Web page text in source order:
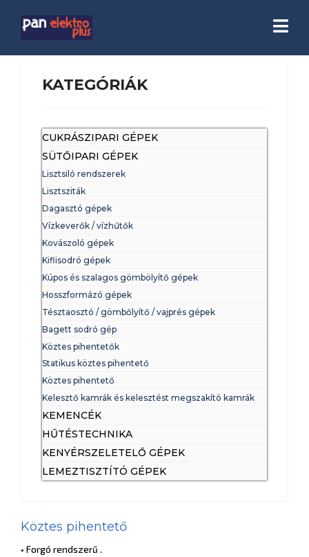
KATEGÓRIÁK
CUKRÁSZIPARI GÉPEK
SÜTŐIPARI GÉPEK
Lisztsiló rendszerek
Lisztsziták
Dagasztó gépek
Vízkeverők / vízhűtők
Kovászoló gépek
Kiflisodró gépek
Kúpos és szalagos gömbölyítő gépek
Hosszformázó gépek
Tésztaosztó / gömbőlyítő / vajprés gépek
Bagett sodró gép
Köztes pihentetők
Statikus köztes pihentető
Köztes pihentető
Kelesztő kamrák és kelesztést megszakító kamrák
KEMENCÉK
HŰTÉSTECHNIKA
KENYÉRSZELETELŐ GÉPEK
LEMEZTISZTÍTÓ GÉPEK
Köztes pihentető
• Forgó rendszerű .